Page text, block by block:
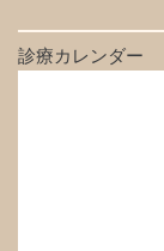
診療カレンダー